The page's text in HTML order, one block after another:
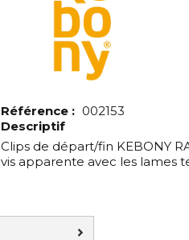
Référence : 002153
Descriptif
Clips de départ/fin KEBONY
vis apparente avec les lames